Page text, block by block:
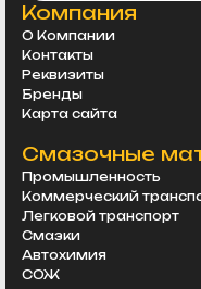
Компания
О Компании
Контакты
Реквизиты
Бренды
Карта сайта
Смазочные
Промышленность
Коммерческий
Легковой транспорт
Смазки
Автохимия
СОЖ